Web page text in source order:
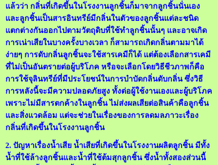
แล้วว่า กลิ่นที่เกิดขึ้นในโรงงานลูกชิ้นก็มาจากลูกชิ้นนั่นเอง
และลูกชิ้นเป็นสารอินทรีย์มีกลิ่นในตัวของลูกชิ้นแต่ละชนิด
แตกต่างกันออกไปตามวัตถุดิบที่ใช้ทำลูกชิ้นนั้นๆ และอาจเกิด
การเน่าเสียในบางครั้งบางเวลา ก็สามารถเกิดกลิ่นตามมาได้
ง่ายๆ การดับกลิ่นลูกชิ้นจะใช้สารเคมีก็ได้ แต่ต้องเลือกสารเคมี
ที่ไม่เป็นอันตรายต่อผู้บริโภค หรือจะเลือกโดยวิธีชีวภาพก็คือ
การใช้จุลินทรีย์ที่มีประโยชน์ในการบำบัดกลิ่นดับกลิ่น ซึ่งวิธี
การหลังนี้จะมีความปลอดภัยสูง ทั้งต่อผู้ใช้งานเองและผู้บริโภค
เพราะไม่มีสารตกค้างในลูกชิ้น ไม่ส่งผลเสียต่อสินค้าคือลูกชิ้น
และสิ่งแวดล้อม แต่จะช่วยในเรื่องของการลดมลภาวะเรื่อง
กลิ่นที่เกิดขึ้นในโรงงานลูกชิ้น
2. ปัญหาเรื่องน้ำเสีย น้ำเสียที่เกิดขึ้นในโรงงานผลิตลูกชิ้น มีทั้ง
น้ำที่ใช้ล้างลูกชิ้นและน้ำที่ใช้ต้มสุกลูกชิ้น ซึ่งน้ำทั้งสองส่วนนี้